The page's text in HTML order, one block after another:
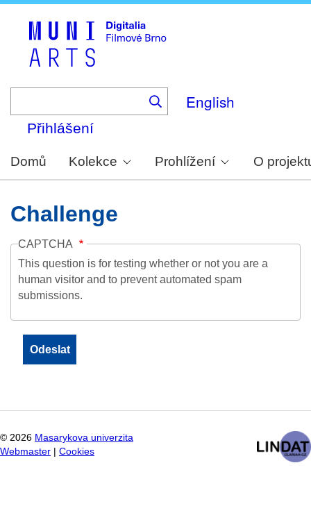
English
Přihlášení
Domů Kolekce Prohlížení O
Challenge
CAPTCHA
This question is for testing whether or not you are a
human visitor and to prevent automated spam
submissions.
© 2026 Masarykova univerzita
Webmaster
Cookies